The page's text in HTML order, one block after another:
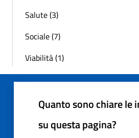
Salute (3)
Sociale (7)
Viabilità (1)
Quanto sono chiare le
su questa pagina?